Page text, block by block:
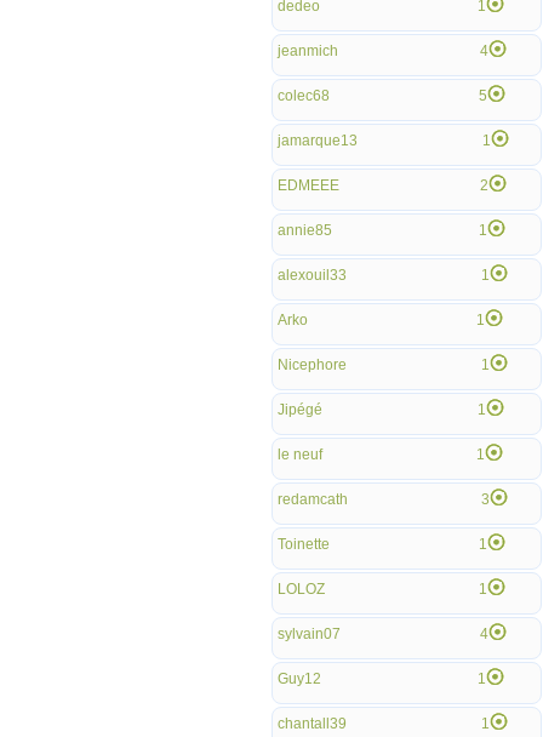
dedeo 1
jeanmich 4
colec68 5
jamarque13 1
EDMEEE 2
annie85 1
alexouil33 1
Arko 1
Nicephore 1
Jipégé 1
le neuf 1
redamcath 3
Toinette 1
LOLOZ 1
sylvain07 4
Guy12 1
chantall39 1